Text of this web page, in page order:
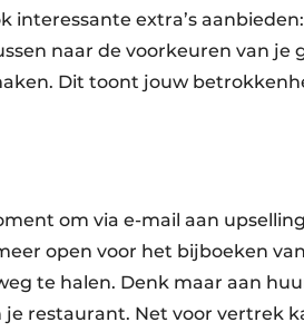
interessante extra’s
naar de voorkeuren van je
Dit toont jouw
om via e-mail aan
open voor het bijboeken
te halen. Denk maar aan
restaurant. Net voor vertrek